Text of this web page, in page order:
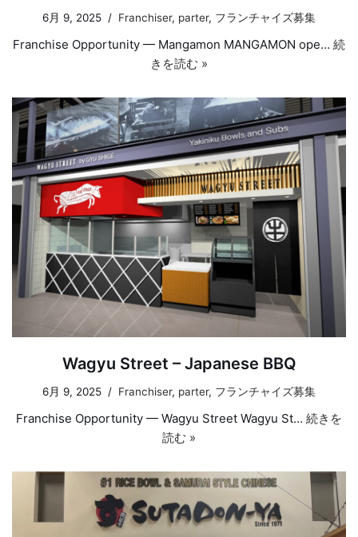
6月 9, 2025 Franchiser, parter, フランチャイズ募集
Franchise Opportunity — Mangamon MANGAMON ope… 続
きを読む »
Wagyu Street – Japanese BBQ
6月 9, 2025 Franchiser, parter, フランチャイズ募集
Franchise Opportunity — Wagyu Street Wagyu St… 続きを
読む »